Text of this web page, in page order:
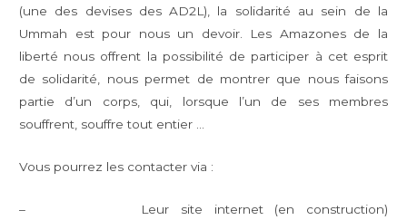
(une des devises des AD2L), la solidarité au sein de la
Ummah est pour nous un devoir. Les Amazones de la
liberté nous offrent la possibilité de participer à cet esprit
de solidarité, nous permet de montrer que nous faisons
partie d’un corps, qui, lorsque l’un de ses membres
souffrent, souffre tout entier …
Vous pourrez les contacter via :
– Leur site internet (en construction)